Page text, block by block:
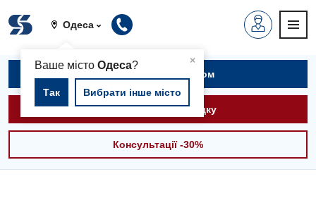
Одеса
×
Ваше містоОдеса?
Так Вибрати інше місто
Записатися на прийом
Викликати швидку
Консультації -30%